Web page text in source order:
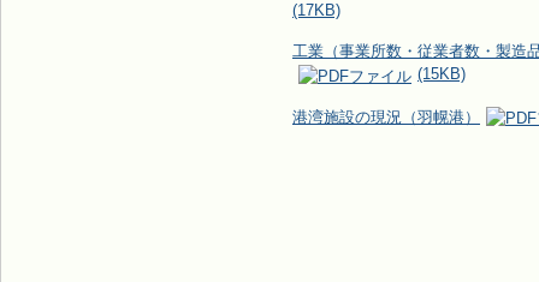
(17KB)
工業（事業所数・従業者数・製造
(15KB)
港湾施設の現況（羽幌港）